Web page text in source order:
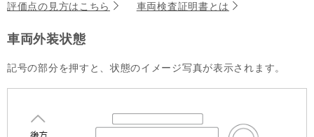
評価点の見方はこちら 車両検査証明書とは
車両外装状態
記号の部分を押すと、状態のイメージ写真が表示されます。